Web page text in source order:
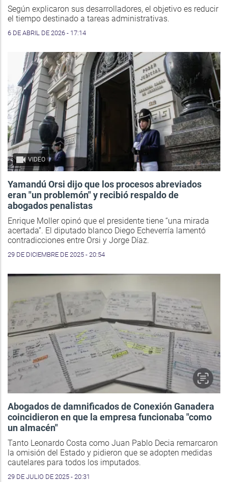
Según explicaron sus desarrolladores, el objetivo es reducir
el tiempo destinado a tareas administrativas.
6 DE ABRIL DE 2026 - 17:14
VIDEO
Yamandú Orsi dijo que los procesos abreviados
eran "un problemón" y recibió respaldo de
abogados penalistas
Enrique Moller opinó que el presidente tiene “una mirada
acertada”. El diputado blanco Diego Echeverría lamentó
contradicciones entre Orsi y Jorge Díaz.
29 DE DICIEMBRE DE 2025 - 20:54
Abogados de damnificados de Conexión Ganadera
coincidieron en que la empresa funcionaba "como
un almacén"
Tanto Leonardo Costa como Juan Pablo Decia remarcaron
la omisión del Estado y pidieron que se adopten medidas
cautelares para todos los imputados.
29 DE JULIO DE 2025 - 20:31